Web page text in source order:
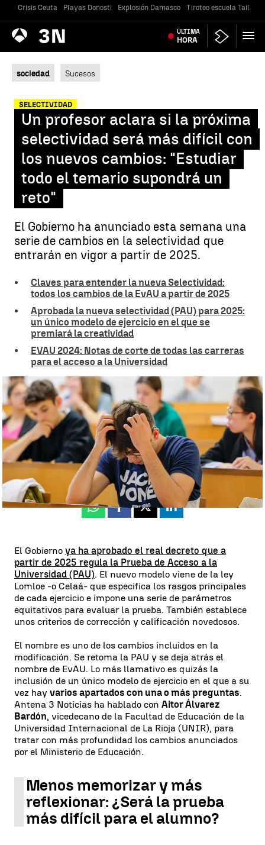
Crisis Ceuta Playas Donosti Explosión Damasco Tiroteo escuela
Antena
3 Noticias ÚLTIMA
HORA
sociedad Sucesos
SELECTIVIDAD
Un profesor aclara si la próxima
selectividad será más difícil con
los nuevos cambios: "Estudiar
todo el temario supondrá un
reto"
El Gobierno ha anunciado esta semana una
serie de cambios en la selectividad que
entrarán en vigor a partir de 2025.
Claves para entender la nueva Selectividad:
todos los cambios de la EvAU a partir de 2025
Aprobada la nueva selectividad (PAU) para 2025:
un único modelo de ejercicio en el que se
premiará la creatividad
EVAU 2024: Notas de corte de todas las carreras
para el acceso a la Universidad
¿Será más o menos difícil la nueva selectividad? | EFE (archivo)
Miguel Salazar
Publicado:
13 de junio de 2024, 14:44
WhatsappFacebook
X Linkedin
El Gobierno ya ha aprobado el real decreto que a
partir de 2025 regula la Prueba de Acceso a la
Universidad (PAU). El nuevo modelo viene de la ley
Lomloe -o Celaá- que especifica los rasgos principales
de cada ejercicio e impone una serie de parámetros
equitativos para evaluar la prueba. También establece
unos criterios de corrección y calificación novedosos.
El nombre es uno de los cambios incluidos en la
modificación. Se retoma la PAU y se deja atrás el
nombre de EvAU. Lo más llamativo es quizás la
inclusión de un único modelo de ejercicio en el que a su
vez hay varios apartados con una o más preguntas.
Antena 3 Noticias ha hablado con Aitor Álvarez
Bardón, vicedecano de la Facultad de Educación de la
Universidad Internacional de La Rioja (UNIR), para
tratar con más profundidad los cambios anunciados
por el Ministerio de Educación.
Menos memorizar y más
reflexionar: ¿Será la prueba
más difícil para el alumno?